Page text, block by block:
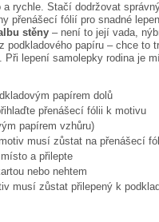
a rychle. Stačí dodržovat
přenášecí fólií pro snadné
stěny – není to její vada,
podkladového papíru – chce to
Při lepení samolepky rodina je
papírem dolů
přenášecí fólii k motivu
papírem vzhůru)
musí zůstat na přenášecí
a přilepte
nebo nehtem
musí zůstat přilepený k